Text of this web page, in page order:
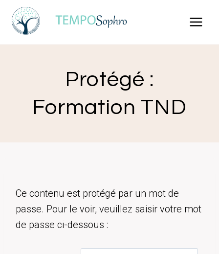
Aller
contenu
Protégé :
Formation TND
Ce contenu est protégé par un mot de
passe. Pour le voir, veuillez saisir votre mot
de passe ci-dessous :